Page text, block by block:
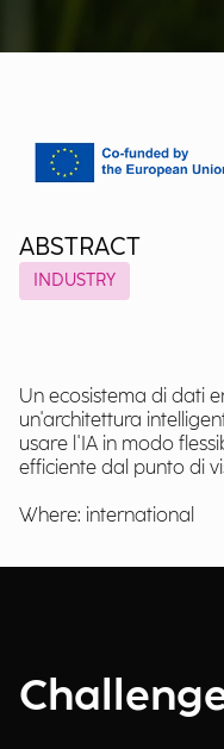
ABSTRACT
INDUSTRY
Un ecosistema di dati
un'architettura
usare l'IA in modo
efficiente dal punto di
Where: international